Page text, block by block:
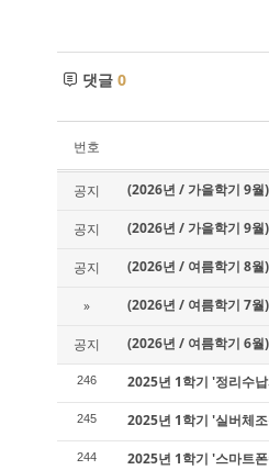
댓글 0
번호
공지 (2026년 / 가을학기 9월
공지 (2026년 / 가을학기 9월
공지 (2026년 / 여름학기 8월
» (2026년 / 여름학기 7월
공지 (2026년 / 여름학기 6월
246 2025년 1학기 '정리수
245 2025년 1학기 '실버체
244 2025년 1학기 '스마트